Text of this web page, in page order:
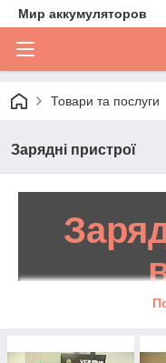
Мир аккумуляторов
Товари та послуги
Зарядні пристрої